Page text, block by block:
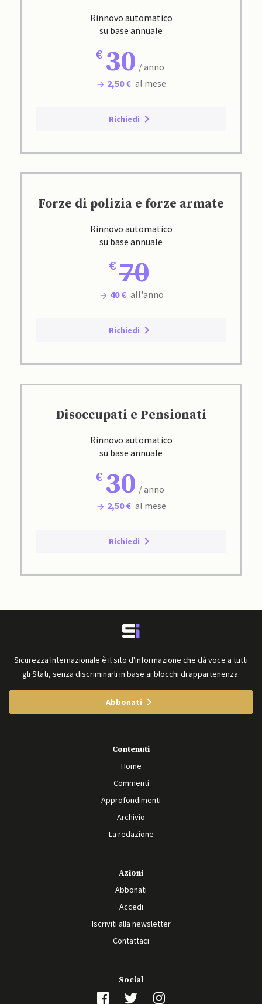
Rinnovo automatico
su base annuale
30 / anno
2,50 € al mese
Richiedi
Forze di polizia e forze armate
Rinnovo automatico
su base annuale
70
40 € all'anno
Richiedi
Disoccupati e Pensionati
Rinnovo automatico
su base annuale
30 / anno
2,50 € al mese
Richiedi
Sicurezza Internazionale è il sito d'informazione che dà voce a tutti
gli Stati, senza discriminarli in base ai blocchi di appartenenza.
Abbonati
Contenuti
Home
Commenti
Approfondimenti
Archivio
La redazione
Azioni
Abbonati
Accedi
Iscriviti alla newsletter
Contattaci
Social